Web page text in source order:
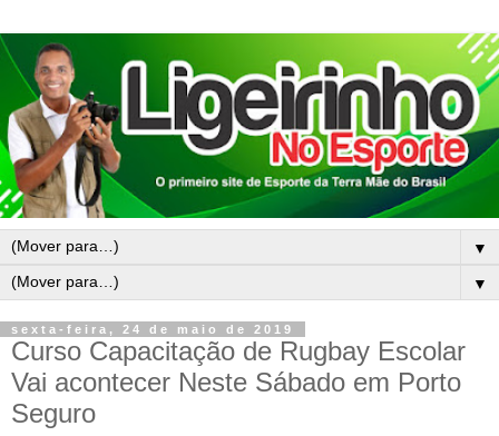
▼
▼
sexta-feira, 24 de maio de 2019
Curso Capacitação de Rugbay Escolar
Vai acontecer Neste Sábado em Porto
Seguro